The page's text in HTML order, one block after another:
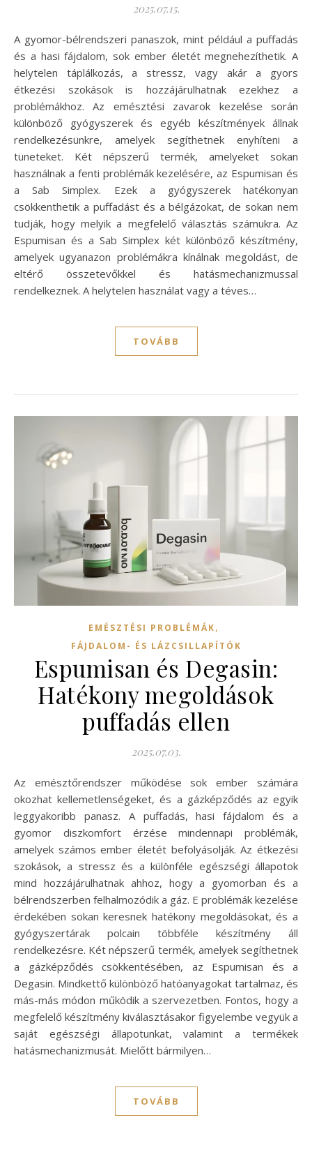
2025.07.15.
A gyomor-bélrendszeri panaszok, mint például a puffadás
és a hasi fájdalom, sok ember életét megnehezíthetik. A
helytelen táplálkozás, a stressz, vagy akár a gyors
étkezési szokások is hozzájárulhatnak ezekhez a
problémákhoz. Az emésztési zavarok kezelése során
különböző gyógyszerek és egyéb készítmények állnak
rendelkezésünkre, amelyek segíthetnek enyhíteni a
tüneteket. Két népszerű termék, amelyeket sokan
használnak a fenti problémák kezelésére, az Espumisan és
a Sab Simplex. Ezek a gyógyszerek hatékonyan
csökkenthetik a puffadást és a bélgázokat, de sokan nem
tudják, hogy melyik a megfelelő választás számukra. Az
Espumisan és a Sab Simplex két különböző készítmény,
amelyek ugyanazon problémákra kínálnak megoldást, de
eltérő összetevőkkel és hatásmechanizmussal
rendelkeznek. A helytelen használat vagy a téves…
TOVÁBB
EMÉSZTÉSI PROBLÉMÁK,
FÁJDALOM- ÉS LÁZCSILLAPÍTÓK
Espumisan és Degasin:
Hatékony megoldások
puffadás ellen
2025.07.03.
Az emésztőrendszer működése sok ember számára
okozhat kellemetlenségeket, és a gázképződés az egyik
leggyakoribb panasz. A puffadás, hasi fájdalom és a
gyomor diszkomfort érzése mindennapi problémák,
amelyek számos ember életét befolyásolják. Az étkezési
szokások, a stressz és a különféle egészségi állapotok
mind hozzájárulhatnak ahhoz, hogy a gyomorban és a
bélrendszerben felhalmozódik a gáz. E problémák kezelése
érdekében sokan keresnek hatékony megoldásokat, és a
gyógyszertárak polcain többféle készítmény áll
rendelkezésre. Két népszerű termék, amelyek segíthetnek
a gázképződés csökkentésében, az Espumisan és a
Degasin. Mindkettő különböző hatóanyagokat tartalmaz, és
más-más módon működik a szervezetben. Fontos, hogy a
megfelelő készítmény kiválasztásakor figyelembe vegyük a
saját egészségi állapotunkat, valamint a termékek
hatásmechanizmusát. Mielőtt bármilyen…
TOVÁBB